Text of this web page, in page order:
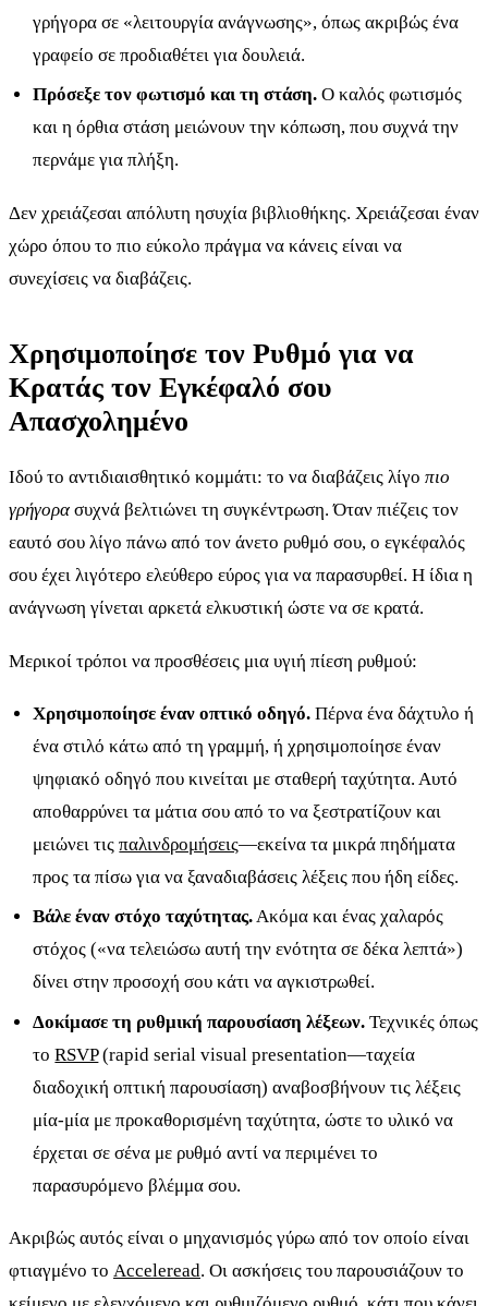
γρήγορα σε «λειτουργία ανάγνωσης», όπως ακριβώς ένα
γραφείο σε προδιαθέτει για δουλειά.
Πρόσεξε τον φωτισμό και τη στάση. Ο καλός φωτισμός
και η όρθια στάση μειώνουν την κόπωση, που συχνά την
περνάμε για πλήξη.
Δεν χρειάζεσαι απόλυτη ησυχία βιβλιοθήκης. Χρειάζεσαι έναν
χώρο όπου το πιο εύκολο πράγμα να κάνεις είναι να
συνεχίσεις να διαβάζεις.
Χρησιμοποίησε τον Ρυθμό για να
Κρατάς τον Εγκέφαλό σου
Απασχολημένο
Ιδού το αντιδιαισθητικό κομμάτι: το να διαβάζεις λίγο πιο
γρήγορα συχνά βελτιώνει τη συγκέντρωση. Όταν πιέζεις τον
εαυτό σου λίγο πάνω από τον άνετο ρυθμό σου, ο εγκέφαλός
σου έχει λιγότερο ελεύθερο εύρος για να παρασυρθεί. Η ίδια η
ανάγνωση γίνεται αρκετά ελκυστική ώστε να σε κρατά.
Μερικοί τρόποι να προσθέσεις μια υγιή πίεση ρυθμού:
Χρησιμοποίησε έναν οπτικό οδηγό. Πέρνα ένα δάχτυλο ή
ένα στιλό κάτω από τη γραμμή, ή χρησιμοποίησε έναν
ψηφιακό οδηγό που κινείται με σταθερή ταχύτητα. Αυτό
αποθαρρύνει τα μάτια σου από το να ξεστρατίζουν και
μειώνει τιςπαλινδρομήσεις—εκείνα τα μικρά πηδήματα
προς τα πίσω για να ξαναδιαβάσεις λέξεις που ήδη είδες.
Βάλε έναν στόχο ταχύτητας.Ακόμα και ένας χαλαρός
στόχος («να τελειώσω αυτή την ενότητα σε δέκα λεπτά»)
δίνει στην προσοχή σου κάτι να αγκιστρωθεί.
Δοκίμασε τη ρυθμική παρουσίαση λέξεων. Τεχνικές όπως
τοRSVP(rapid serial visual presentation—ταχεία
διαδοχική οπτική παρουσίαση) αναβοσβήνουν τις λέξεις
μία-μία με προκαθορισμένη ταχύτητα, ώστε το υλικό να
έρχεται σε σένα με ρυθμό αντί να περιμένει το
παρασυρόμενο βλέμμα σου.
Ακριβώς αυτός είναι ο μηχανισμός γύρω από τον οποίο είναι
φτιαγμένο το Acceleread. Οι ασκήσεις του παρουσιάζουν το